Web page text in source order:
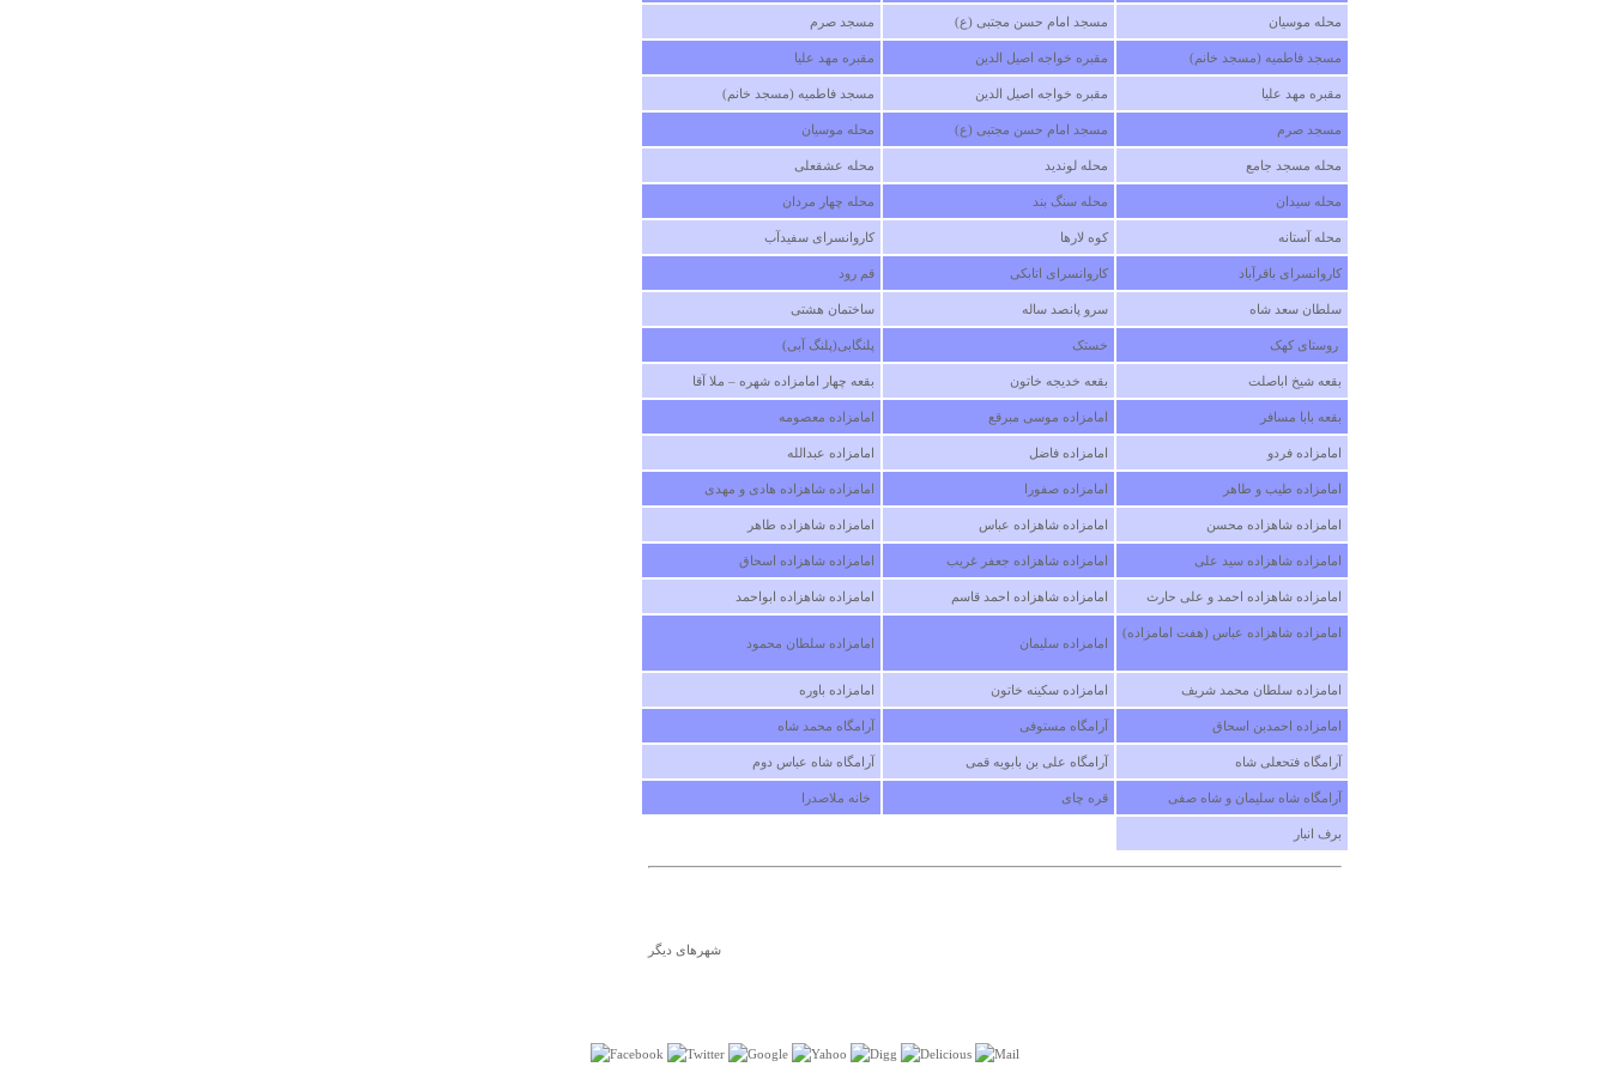
درباره قلعه تک
نمایند ارودگاه شهید باهنر آموزش پرورش استان در محل
قلعه ساخته شده است
طاهری
يكشنبه ۲۹ دي ۱۳۹۲ ساعت ۲۱:۰۱:۵۴
دربارهروستاي نايه
سلمانی نایه یعنی طبیعت و زندگی
يكشنبه ۰۲ تير ۱۳۹۲ ساعت ۲۲:۰۳:۰۸
دربارهمعبد آناهیتا
مطلب جالبي بود ولي در مورد استفاده از معبد چيز زيادي
ننوشتين ممنون
محله موسیان مسجد امام حسن مجتبی (ع) مسجد صرم
مسجد فاطمیه (مسجد خانم) مقبره خواجه اصیل الدین مقبره مهد علیا
مقبره مهد علیا ‏ مقبره خواجه اصیل الدین ‏ مسجد فاطمیه (مسجد خانم)‏
مسجد صرم ‏ مسجد امام حسن مجتبی (ع)‏ محله موسیان
محله مسجد جامع‏ محله لوندید محله عشقعلی
محله سیدان محله سنگ بند‏ محله چهار مردان
محله آستانه کوه لارها ‏ کاروانسرای سفیدآب
کاروانسرای باقرآباد کاروانسرای اتابکی ‏ قم رود ‏
سلطان سعد شاه ‏ سرو پانصد ساله ‏ ساختمان هشتی ‏
‏ روستای کهک ‏ خستک ‏ پلنگابی(پلنگ آبی) ‏
بقعه شیخ اباصلت ‏ بقعه خدیجه خاتون ‏ بقعه چهار امامزاده شهره – ملا آقا ‏
بقعه بابا مسافر ‏ امامزاده موسی مبرقع ‏ امامزاده معصومه ‏
امامزاده فردو ‏ امامزاده فاضل ‏ امامزاده عبدالله ‏
امامزاده طیب و طاهر ‏ امامزاده صفورا ‏ امامزاده شاهزاده هادی و مهدی ‏
امامزاده شاهزاده محسن ‏ امامزاده شاهزاده عباس ‏ امامزاده شاهزاده طاهر ‏
امامزاده شاهزاده سید علی ‏ امامزاده شاهزاده جعفر غریب ‏ امامزاده شاهزاده اسحاق ‏
امامزاده شاهزاده احمد و علی حارث ‏ امامزاده شاهزاده احمد قاسم ‏ امامزاده شاهزاده ابواحمد ‏
امامزاده شاهزاده عباس (هفت امامزاده)
امامزاده سلیمان ‏ امامزاده سلطان محمود ‏
امامزاده سلطان محمد شریف ‏ امامزاده سکینه خاتون ‏ امامزاده باوره ‏
امامزاده احمدبن اسحاق ‏ آرامگاه مستوفی ‏ آرامگاه محمد شاه ‏
آرامگاه فتحعلی شاه ‏ آرامگاه علی بن بابویه قمی ‏ آرامگاه شاه عباس دوم ‏
آرامگاه شاه سلیمان و شاه صفی ‏ قره چای ‏ ‏ خانه ملاصدرا ‏
برف انبار
شهرهای دیگر